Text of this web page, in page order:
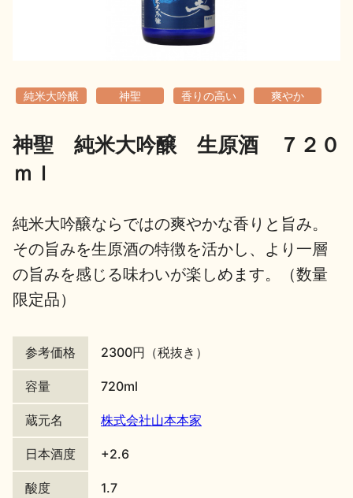
日本酒の楽しみ方特集
純米大吟醸 神聖 香りの高い 爽やか
神聖 純米大吟醸 生原酒 ７２０
ｍｌ
純米大吟醸ならではの爽やかな香りと旨み。
その旨みを生原酒の特徴を活かし、より一層
の旨みを感じる味わいが楽しめます。（数量
限定品）
参考価格 2300円（税抜き）
容量 720ml
蔵元名 株式会社山本本家
日本酒度 +2.6
酸度 1.7